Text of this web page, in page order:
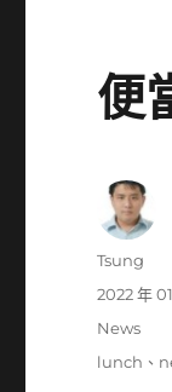
便
作
Tsung
發
期:
2022 年
分
類
News
標
lunch 、